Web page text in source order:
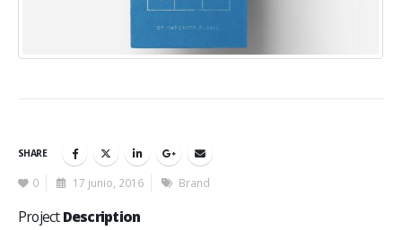
SHARE
0 17 junio, 2016 Brand
ProjectDescription